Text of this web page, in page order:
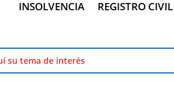
INSOLVENCIA REGISTRO CIVIL